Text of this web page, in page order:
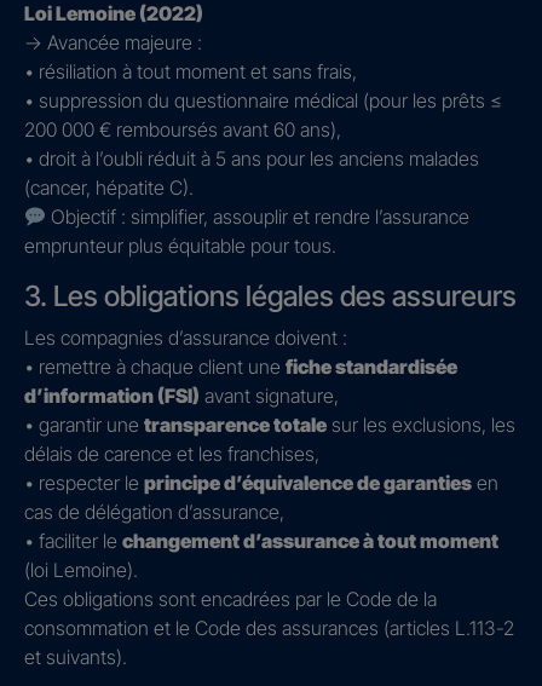
Loi Lemoine (2022)
→ Avancée majeure :
• résiliation à tout moment et sans frais,
• suppression du questionnaire médical (pour les prêts ≤
200 000 € remboursés avant 60 ans),
• droit à l’oubli réduit à 5 ans pour les anciens malades
(cancer, hépatite C).
Objectif : simplifier, assouplir et rendre l’assurance
emprunteur plus équitable pour tous.
3. Les obligations légales des assureurs
Les compagnies d’assurance doivent :
• remettre à chaque client une fiche standardisée
d’information (FSI) avant signature,
• garantir une transparence totale sur les exclusions, les
délais de carence et les franchises,
• respecter le principe d’équivalence de garanties en
cas de délégation d’assurance,
• faciliter le changement d’assurance à tout moment
(loi Lemoine).
Ces obligations sont encadrées par le Code de la
consommation et le Code des assurances (articles L.113-2
et suivants).